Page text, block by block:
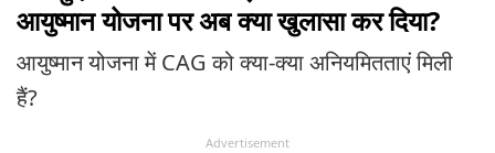
आयुष्मान योजना पर अब क्या खुलासा कर दिया?
आयुष्मान योजना में CAG को क्या-क्या अनियमितताएं मिली
हैं?
Advertisement